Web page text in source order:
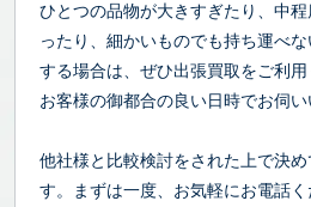
ひとつの品物が大きすぎたり、中
ったり、細かいものでも持ち運べ
する場合は、ぜひ出張買取をご利
お客様の御都合の良い日時でお伺い
他社様と比較検討をされた上で決
す。まずは一度、お気軽にお電話く